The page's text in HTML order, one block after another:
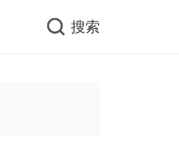
搜索